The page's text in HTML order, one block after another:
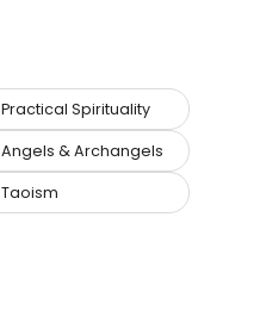
Practical Spirituality
Angels & Archangels
Taoism